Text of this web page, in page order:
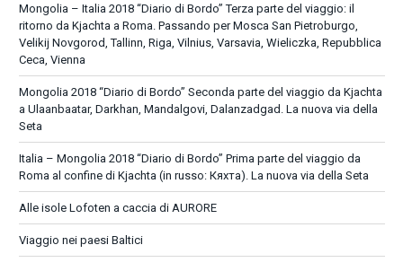
Mongolia – Italia 2018 “Diario di Bordo” Terza parte del viaggio: il
ritorno da Kjachta a Roma. Passando per Mosca San Pietroburgo,
Velikij Novgorod, Tallinn, Riga, Vilnius, Varsavia, Wieliczka, Repubblica
Ceca, Vienna
Mongolia 2018 “Diario di Bordo” Seconda parte del viaggio da Kjachta
a Ulaanbaatar, Darkhan, Mandalgovi, Dalanzadgad. La nuova via della
Seta
Italia – Mongolia 2018 “Diario di Bordo” Prima parte del viaggio da
Roma al confine di Kjachta (in russo: Кяхта). La nuova via della Seta
Alle isole Lofoten a caccia di AURORE
Viaggio nei paesi Baltici